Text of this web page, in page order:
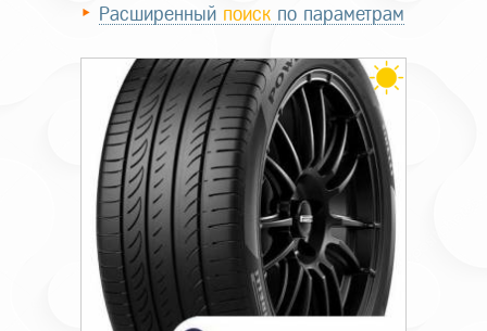
Расширенный поиск по параметрам